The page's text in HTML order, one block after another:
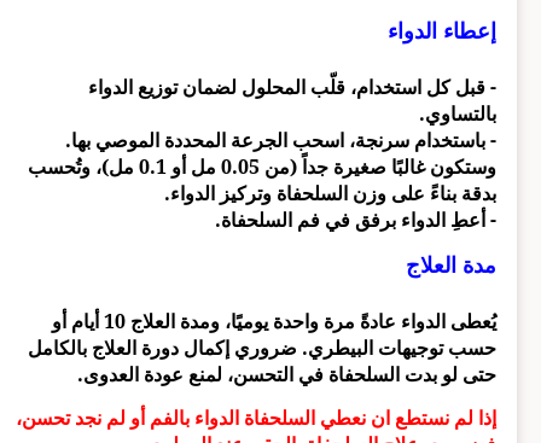
إعطاء الدواء
- قبل كل استخدام، قلّب المحلول لضمان توزيع الدواء
بالتساوي.
- باستخدام سرنجة، اسحب الجرعة المحددة الموصي بها.
وستكون غالبًا صغيرة جداً (من 0.05 مل أو 0.1 مل)، وتُحسب
بدقة بناءً على وزن السلحفاة وتركيز الدواء.
- أعطِ الدواء برفق في فم السلحفاة.
مدة العلاج
يُعطى الدواء عادةً مرة واحدة يوميًا، ومدة العلاج 10 أيام أو
حسب توجيهات البيطري. ضروري إكمال دورة العلاج بالكامل
حتى لو بدت السلحفاة في التحسن، لمنع عودة العدوى.
إذا لم نستطع ان نعطي السلحفاة الدواء بالفم أو لم نجد تحسن،